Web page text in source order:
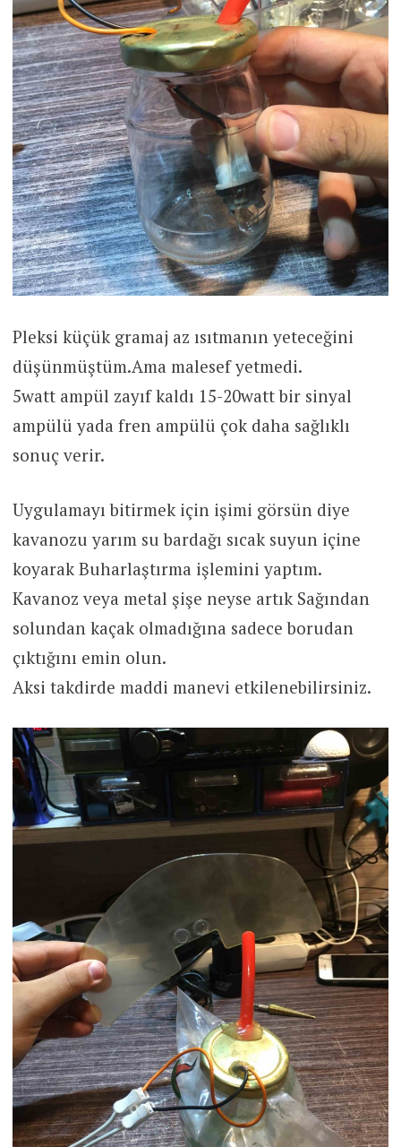
Pleksi küçük gramaj az ısıtmanın yeteceğini
düşünmüştüm.Ama malesef yetmedi.
5watt ampül zayıf kaldı 15-20watt bir sinyal
ampülü yada fren ampülü çok daha sağlıklı
sonuç verir.
Uygulamayı bitirmek için işimi görsün diye
kavanozu yarım su bardağı sıcak suyun içine
koyarak Buharlaştırma işlemini yaptım.
Kavanoz veya metal şişe neyse artık Sağından
solundan kaçak olmadığına sadece borudan
çıktığını emin olun.
Aksi takdirde maddi manevi etkilenebilirsiniz.